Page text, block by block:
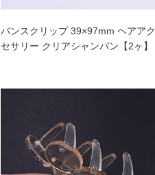
バンスクリップ 39×97mm ヘアアク
セサリー クリアシャンパン【2ヶ】